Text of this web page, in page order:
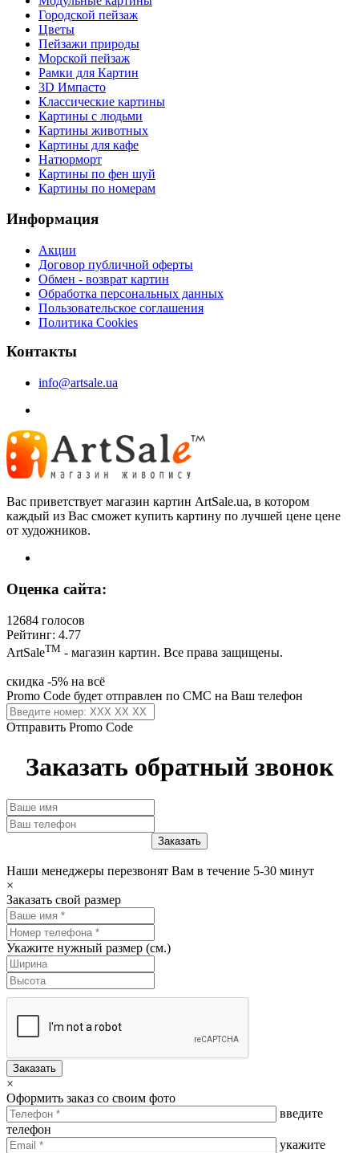
Городской пейзаж
Цветы
Пейзажи природы
Морской пейзаж
Рамки для Картин
3D Импасто
Классические картины
Картины с людьми
Картины животных
Картины для кафе
Натюрморт
Картины по фен шуй
Картины по номерам
Информация
Акции
Договор публичной оферты
Обмен - возврат картин
Обработка персональных данных
Пользовательское соглашения
Политика Cookies
Контакты
info@artsale.ua
Вас приветствует магазин картин ArtSale.ua, в котором
каждый из Вас сможет купить картину по лучшей цене цене
от художников.
Оценка сайта:
12684 голосов
Рейтинг: 4.77
ArtSaleТМ - магазин картин. Все права защищены.
скидка -5% на всё
Promo Code будет отправлен по СМС на Ваш телефон
Отправить Promo Code
Заказать обратный звонок
Наши менеджеры перезвонят Вам в течение 5-30 минут
×
Заказать свой размер
Укажите нужный размер (см.)
Заказать
×
Оформить заказ со своим фото
введите
телефон
укажите